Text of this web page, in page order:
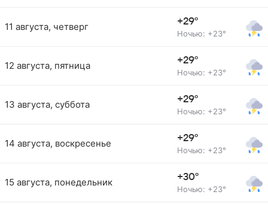
11 августа, четверг +29°
Ночью: +23°
12 августа, пятница +29°
Ночью: +23°
13 августа, суббота +29°
Ночью: +23°
14 августа, воскресенье +29°
Ночью: +23°
15 августа, понедельник +30°
Ночью: +23°